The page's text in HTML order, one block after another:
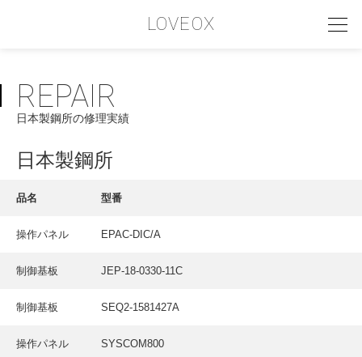
LOVEOX
PHILOSOPHY
フィロソフィー
COMPANY PROFILE
INTERVIEW
お客様インタビュー
RECRUIT
REPAIR
日本製鋼所の修理実績
日本製鋼所
品名 型番
操作パネル EPAC-DIC/A
制御基板 JEP-18-0330-11C
制御基板 SEQ2-1581427A
操作パネル SYSCOM800